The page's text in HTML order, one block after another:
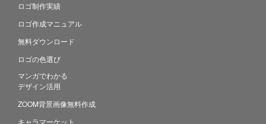
ロゴ制作実績
ロゴ作成マニュアル
無料ダウンロード
ロゴの色選び
マンガでわかる
デザイン活用
ZOOM背景画像無料作成
キャラマーケット